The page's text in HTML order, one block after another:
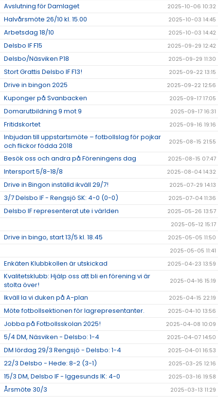
Avslutning för Damlaget 2025-10-06 10:32
Halvårsmöte 26/10 kl. 15.00 2025-10-03 14:45
Arbetsdag 18/10 2025-10-03 14:42
Delsbo IF F15 2025-09-29 12:42
Delsbo/Näsviken P18 2025-09-29 11:30
Stort Grattis Delsbo IF F13! 2025-09-22 13:15
Drive in bingon 2025 2025-09-22 12:56
Kuponger på Svanbacken 2025-09-17 17:05
Domarutbildning 9 mot 9 2025-09-17 16:31
Fritidskortet 2025-09-16 19:16
Inbjudan till uppstartsmöte – fotbollslag för pojkar
och flickor födda 2018
2025-08-15 21:55
Besök oss och andra på Föreningens dag 2025-08-15 07:47
Intersport 5/8-18/8 2025-08-04 14:32
Drive in Bingon inställd ikväll 29/7! 2025-07-29 14:13
3/7 Delsbo IF - Rengsjö SK: 4-0 (0-0) 2025-07-04 11:36
Delsbo IF representerat ute i världen
2025-05-26 13:57
2025-05-12 15:17
Drive in bingo, start 13/5 kl. 18.45
2025-05-05 11:50
2025-05-05 11:41
Enkäten Klubbkollen är utskickad 2025-04-23 13:59
Kvalitetsklubb: Hjälp oss att bli en förening vi är
stolta över!
2025-04-16 15:19
Ikväll la vi duken på A-plan 2025-04-15 22:19
Möte fotbollsektionen för lagrepresentanter. 2025-04-10 13:56
Jobba på Fotbollsskolan 2025! 2025-04-08 10:09
5/4 DM, Näsviken - Delsbo: 1-4 2025-04-07 14:50
DM lördag 29/3 Rengsjö - Delsbo: 1-4 2025-04-01 16:53
22/3 Delsbo - Hede: 8-2 (3-1) 2025-03-25 12:16
15/3 DM, Delsbo IF - Iggesunds IK: 4-0 2025-03-16 19:58
Årsmöte 30/3 2025-03-13 11:29